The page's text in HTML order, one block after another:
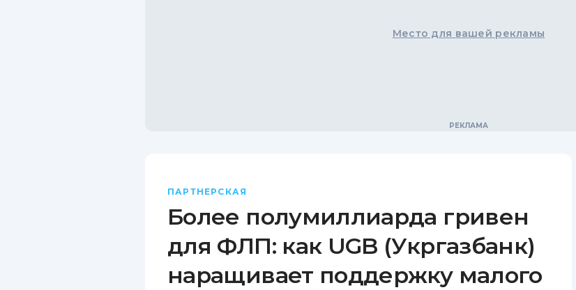
Место для вашей рекламы
ПАРТНЕРСКАЯ
Более полумиллиарда гривен
для ФЛП: как UGB (Укргазбанк)
наращивает поддержку малого